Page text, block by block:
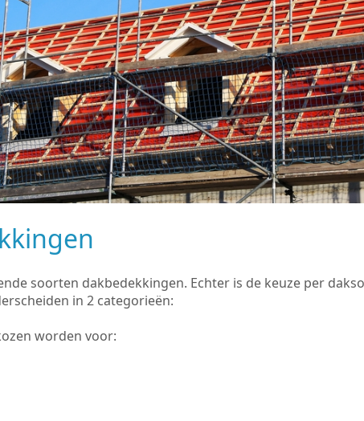
soorten dakbedekkingen. Echter is de keuze per
in 2 categorieën:
worden voor: